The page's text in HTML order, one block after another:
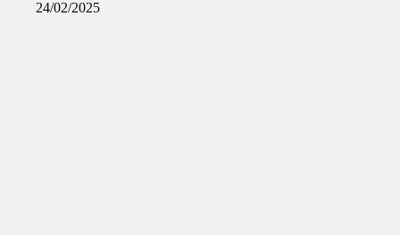
24/02/2025